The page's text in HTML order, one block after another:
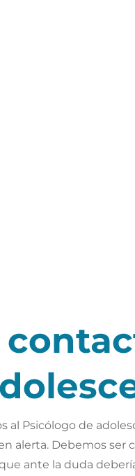
al Psicólogo de
alerta. Debemos
ante la duda